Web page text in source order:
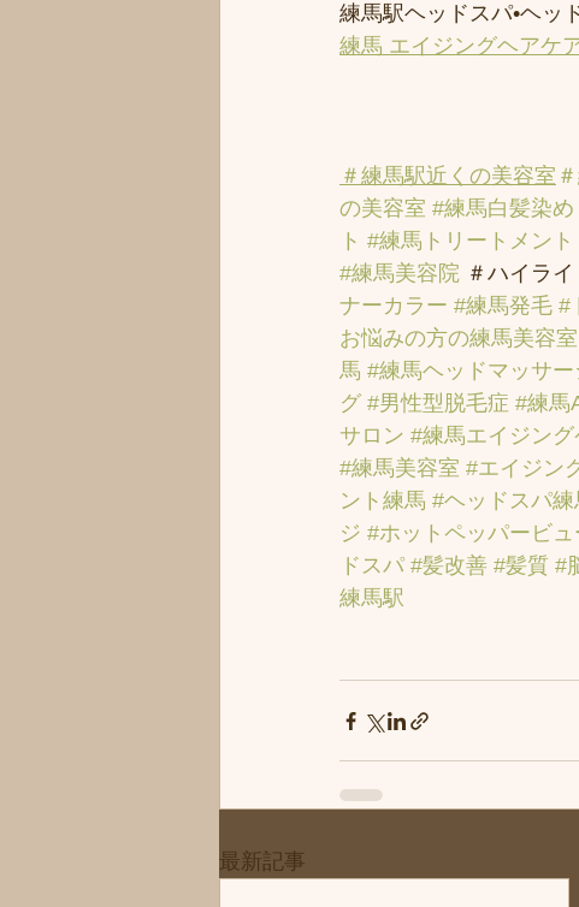
練馬駅ヘッドスパ•ヘッ
練馬 エイジングヘアケ
＃練馬駅近くの美容室
の美容室 #練馬白髪染め
ト #練馬トリートメント
#練馬美容院 ＃ハイライ
ナーカラー #練馬発毛 #
お悩みの方の練馬美容室
馬 #練馬ヘッドマッサー
グ #男性型脱毛症 #練馬
サロン #練馬エイジン
#練馬美容室 #エイジン
ント練馬 #ヘッドスパ練
ジ #ホットペッパービ
ドスパ #髪改善 #髪質 #
練馬駅
最新記事